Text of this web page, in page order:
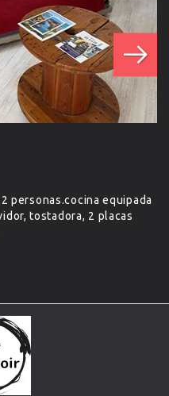
personas.cocina equipada
tostadora, 2 placas